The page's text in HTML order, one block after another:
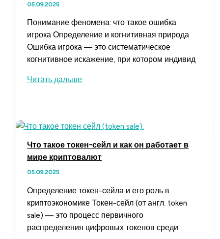
минимальными
рисками
05.09.2025
Понимание феномена: что такое ошибка
игрока Определение и когнитивная природа
Ошибка игрока — это систематическое
когнитивное искажение, при котором индивид
Ошибка
такое
и
распространённой
ловушки
мышления
Читать дальше
Что такое токен-сейл и как он работает в
мире криптовалют
05.09.2025
Определение токен-сейла и его роль в
криптоэкономике Токен-сейл (от англ. token
sale) — это процесс первичного
распределения цифровых токенов среди